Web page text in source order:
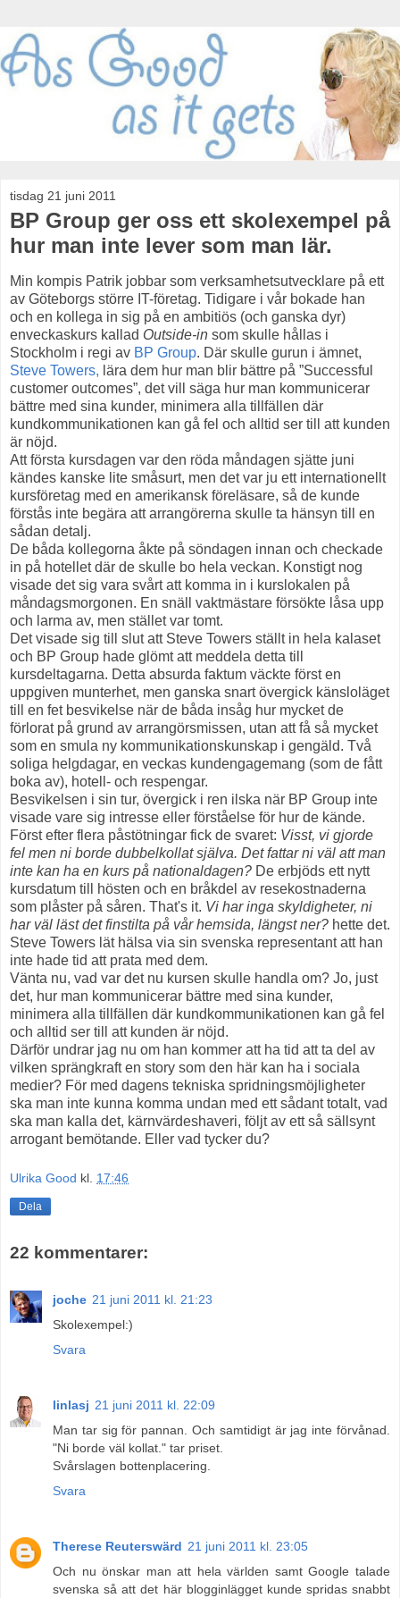
tisdag 21 juni 2011
BP Group ger oss ett skolexempel på
hur man inte lever som man lär.
Min kompis Patrik jobbar som verksamhetsutvecklare på ett
av Göteborgs större IT-företag. Tidigare i vår bokade han
och en kollega in sig på en ambitiös (och ganska dyr)
enveckaskurs kallad Outside-in som skulle hållas i
Stockholm i regi av BP Group. Där skulle gurun i ämnet,
Steve Towers, lära dem hur man blir bättre på ”Successful
customer outcomes”, det vill säga hur man kommunicerar
bättre med sina kunder, minimera alla tillfällen där
kundkommunikationen kan gå fel och alltid ser till att kunden
är nöjd.
Att första kursdagen var den röda måndagen sjätte juni
kändes kanske lite småsurt, men det var ju ett internationellt
kursföretag med en amerikansk föreläsare, så de kunde
förstås inte begära att arrangörerna skulle ta hänsyn till en
sådan detalj.
De båda kollegorna åkte på söndagen innan och checkade
in på hotellet där de skulle bo hela veckan. Konstigt nog
visade det sig vara svårt att komma in i kurslokalen på
måndagsmorgonen. En snäll vaktmästare försökte låsa upp
och larma av, men stället var tomt.
Det visade sig till slut att Steve Towers ställt in hela kalaset
och BP Group hade glömt att meddela detta till
kursdeltagarna. Detta absurda faktum väckte först en
uppgiven munterhet, men ganska snart övergick känsloläget
till en fet besvikelse när de båda insåg hur mycket de
förlorat på grund av arrangörsmissen, utan att få så mycket
som en smula ny kommunikationskunskap i gengäld. Två
soliga helgdagar, en veckas kundengagemang (som de fått
boka av), hotell- och respengar.
Besvikelsen i sin tur, övergick i ren ilska när BP Group inte
visade vare sig intresse eller förståelse för hur de kände.
Först efter flera påstötningar fick de svaret: Visst, vi gjorde
fel men ni borde dubbelkollat själva. Det fattar ni väl att man
inte kan ha en kurs på nationaldagen? De erbjöds ett nytt
kursdatum till hösten och en bråkdel av resekostnaderna
som plåster på såren. That's it. Vi har inga skyldigheter, ni
har väl läst det finstilta på vår hemsida, längst ner? hette det.
Steve Towers lät hälsa via sin svenska representant att han
inte hade tid att prata med dem.
Vänta nu, vad var det nu kursen skulle handla om? Jo, just
det, hur man kommunicerar bättre med sina kunder,
minimera alla tillfällen där kundkommunikationen kan gå fel
och alltid ser till att kunden är nöjd.
Därför undrar jag nu om han kommer att ha tid att ta del av
vilken sprängkraft en story som den här kan ha i sociala
medier? För med dagens tekniska spridningsmöjligheter
ska man inte kunna komma undan med ett sådant totalt, vad
ska man kalla det, kärnvärdeshaveri, följt av ett så sällsynt
arrogant bemötande. Eller vad tycker du?
Ulrika Good kl. 17:46
Dela
22 kommentarer:
joche 21 juni 2011 kl. 21:23
Skolexempel:)
Svara
linlasj 21 juni 2011 kl. 22:09
Man tar sig för pannan. Och samtidigt är jag inte förvånad.
"Ni borde väl kollat." tar priset.
Svårslagen bottenplacering.
Svara
Therese Reuterswärd 21 juni 2011 kl. 23:05
Och nu önskar man att hela världen samt Google talade
svenska så att det här blogginlägget kunde spridas snabbt